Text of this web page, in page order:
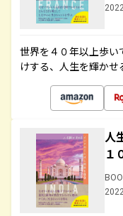
世界を４０年以上歩
けする、人生を輝か
人
１